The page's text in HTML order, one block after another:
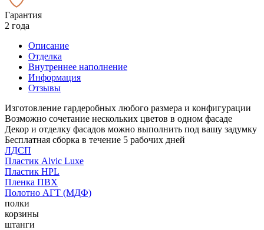
Гарантия
2 года
Описание
Отделка
Внутреннее наполнение
Информация
Отзывы
Изготовление гардеробных любого размера и конфигурации
Возможно сочетание нескольких цветов в одном фасаде
Декор и отделку фасадов можно выполнить под вашу задумку
Бесплатная сборка в течение 5 рабочих дней
ЛДСП
Пластик Alvic Luxe
Пластик HPL
Пленка ПВХ
Полотно АГТ (МДФ)
полки
корзины
штанги